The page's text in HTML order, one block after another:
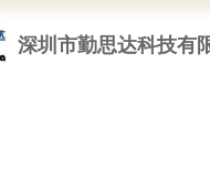
深圳市勤思达科技有